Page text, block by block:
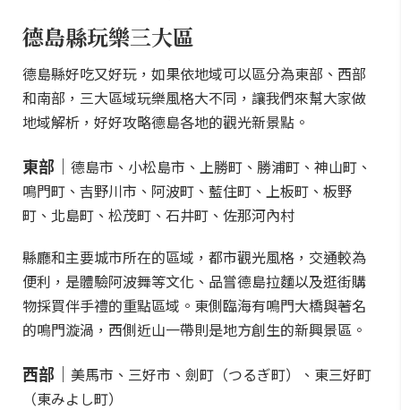
德島縣玩樂三大區
德島縣好吃又好玩，如果依地域可以區分為東部、西部
和南部，三大區域玩樂風格大不同，讓我們來幫大家做
地域解析，好好攻略德島各地的觀光新景點。
東部｜ 德島市、小松島市、上勝町、勝浦町、神山町、
鳴門町、吉野川市、阿波町、藍住町、上板町、板野
町、北島町、松茂町、石井町、佐那河內村
縣廳和主要城市所在的區域，都市觀光風格，交通較為
便利，是體驗阿波舞等文化、品嘗德島拉麵以及逛街購
物採買伴手禮的重點區域。東側臨海有鳴門大橋與著名
的鳴門漩渦，西側近山一帶則是地方創生的新興景區。
西部｜ 美馬市、三好市、劍町（つるぎ町）、東三好町
（東みよし町）